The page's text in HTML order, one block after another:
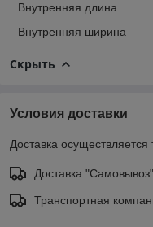
Внутренняя длина
Внутренняя ширина
Скрыть
Условия доставки
Доставка осуществляется
Доставка "Самовывоз"
Транспортная